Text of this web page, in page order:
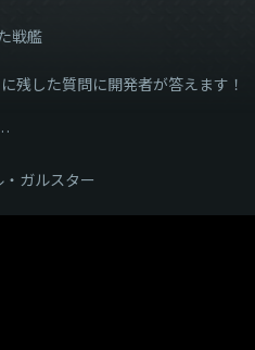
戦艦
残した質問に開発者が答えます！
ガルスター